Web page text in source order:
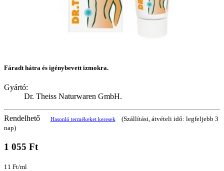
Fáradt hátra és igénybevett izmokra.
Gyártó:
Dr. Theiss Naturwaren GmbH.
Rendelhető Hasonló termékeket keresek
(Szállítási, átvételi idő: legfeljebb 3
nap)
1 055 Ft
11 Ft/ml